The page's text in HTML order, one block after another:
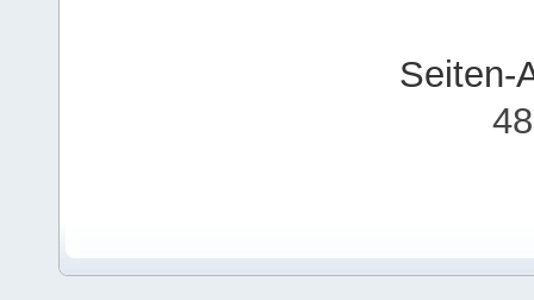
Seiten-